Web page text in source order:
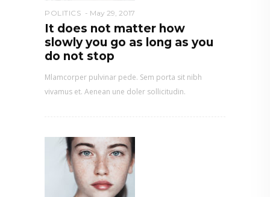
POLITICS May 29, 2017
It does not matter how
slowly you go as long as you
do not stop
Mlamcorper pulvinar pede. Sem porta sit nibh
vivamus et. Aenean une doler sollicitudin.